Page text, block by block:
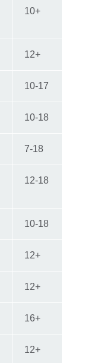
10+
12+
10-17
10-18
7-18
12-18
10-18
12+
12+
16+
12+